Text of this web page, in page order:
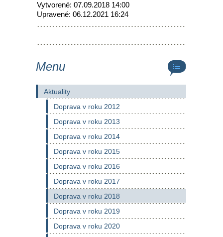
Vytvorené: 07.09.2018 14:00
Upravené: 06.12.2021 16:24
Menu
Aktuality
Doprava v roku 2012
Doprava v roku 2013
Doprava v roku 2014
Doprava v roku 2015
Doprava v roku 2016
Doprava v roku 2017
Doprava v roku 2018
Doprava v roku 2019
Doprava v roku 2020